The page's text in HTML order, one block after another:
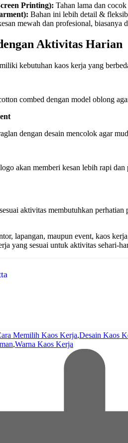
Printing): Tahan lama dan
Bahan ini lebih detail &
mewah dan profesional, biasanya
Aktivitas Harian
kebutuhan kaos kerja yang
combed dengan model oblong
dengan desain mencolok agar
akan memberi kesan lebih rapi dan
aktivitas membutuhkan
lapangan, maupun event, kaos
yang sesuai untuk aktivitas sehari-
Memilih Kaos Kerja,Desain Kaos
,Warna Kaos Kerja